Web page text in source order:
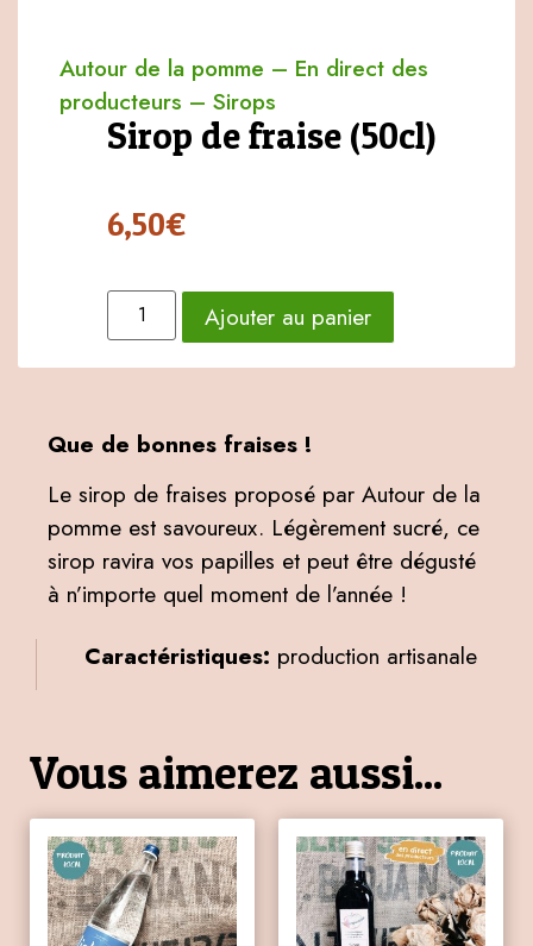
Autour de la pomme – En direct des
producteurs – Sirops
Sirop de fraise (50cl)
6,50€
Ajouter au panier
Que de bonnes fraises !
Le sirop de fraises proposé par Autour de la
pomme est savoureux. Légèrement sucré, ce
sirop ravira vos papilles et peut être dégusté
à n’importe quel moment de l’année !
Caractéristiques: production artisanale
Vous aimerez aussi...